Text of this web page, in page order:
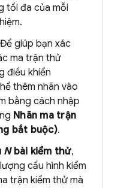
tối đa của mỗi
giúp bạn xác
ma trận thử
điều khiển
thêm nhãn vào
bằng cách nhập
Nhãn ma trận
bắt buộc).
Nbài kiểm thử,
cấu hình kiểm
trận kiểm thử mà